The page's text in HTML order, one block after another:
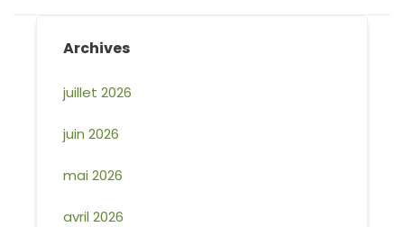
Archives
juillet 2026
juin 2026
mai 2026
avril 2026